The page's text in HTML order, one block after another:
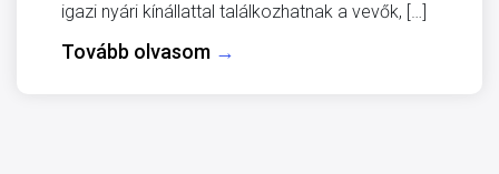
igazi nyári kínállattal találkozhatnak a vevők, […]
Tovább olvasom →